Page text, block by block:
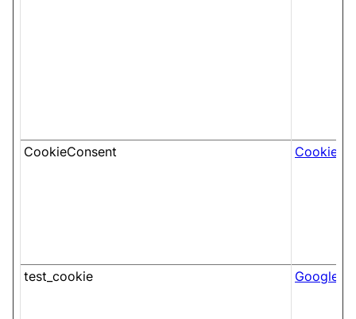
CookieConsent
test_cookie Google